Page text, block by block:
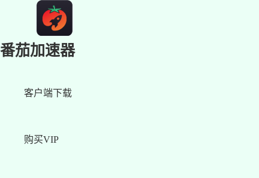
番茄加速器
客户端下载
购买VIP